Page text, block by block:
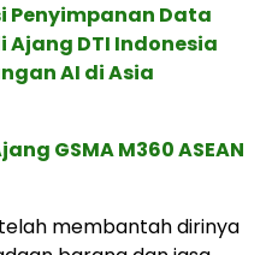
Penyimpanan Data
Ajang DTI Indonesia
AI di Asia
GSMA M360 ASEAN
membantah dirinya